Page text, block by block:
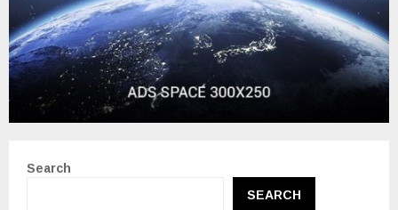
Search
SEARCH